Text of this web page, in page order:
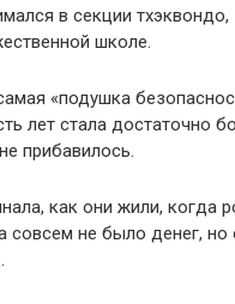
в секции тхэквондо,
школе.
«подушка
лет стала достаточно
прибавилось.
как они жили, когда
совсем не было денег,